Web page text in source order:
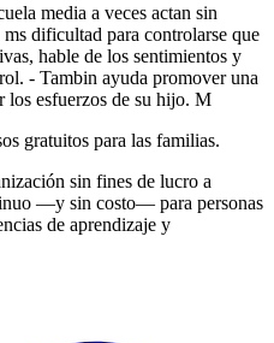
media a veces actan sin
dificultad para controlarse que
hable de los sentimientos y
- Tambin ayuda promover una
los esfuerzos de su hijo. M
gratuitos para las familias.
sin fines de lucro a
—y sin costo— para personas
de aprendizaje y